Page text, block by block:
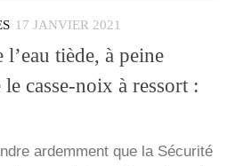
17 JANVIER 2021
tiède, à peine
casse-noix à ressort :
ardem­ment que la Sécu­ri­té